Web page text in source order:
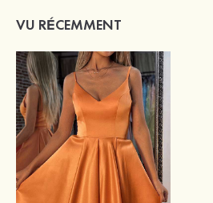
VU RÉCEMMENT